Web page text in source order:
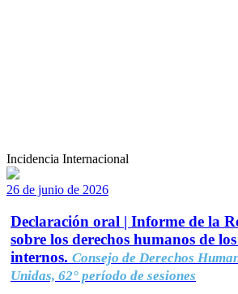
Incidencia Internacional
26 de junio de 2026
Declaración oral | Informe de la
sobre los derechos humanos de
internos. Consejo de Derechos
Unidas, 62° período de sesiones